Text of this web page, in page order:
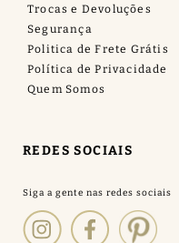
Trocas e Devoluções
Segurança
Politica de Frete Grátis
Política de Privacidade
Quem Somos
REDES SOCIAIS